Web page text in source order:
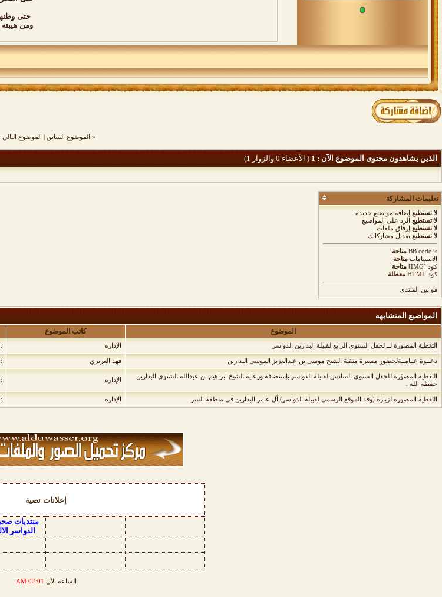
حتى
ومن
« الموضوع السابق | الموضوع التالي
الذين يشاهدون محتوى الموضوع الآن : 1 ( الأعضاء 0 والزوار 1)
تعليمات المشاركة
لا تستطيع إضافة مواضيع جديدة
لا تستطيع الرد على المواضيع
لا تستطيع إرفاق ملفات
لا تستطيع تعديل مشاركاتك
BB code is
متاحة
الابتسامات متاحة
كود [IMG]
متاحة
كود HTML
معطلة
قوانين المنتدى
المواضيع المتشابهه
الموضوع كاتب الموضوع
التغطية المصورة لــ لحفل السنوي الرابع لقبيلة البدارين الدواسر الإداره
دعــوة عــامــةلحضور مسيرة منقية الشيخ موسى بن عبدالعزيز الموسى البدارين فهد الغريري
التغطية المصوّرة للحفل السنوي السادس لقبيلة الدواسر بإستضافة ورعاية الشيخ ابراهيم بن عبدالله الشتوي البدارين
حفظه الله .
الإداره
التغطية المصوره لزيارة (وفد الموقع الرسمي لقبيلة الدواسر) اٌل عامر البدارين في منطقة السر الإداره
إعلانات نصية
منتديات
الدواسر
الساعة الآن 02:01 AM